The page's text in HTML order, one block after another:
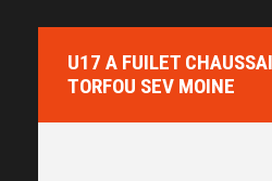
U17 A FUILET
TORFOU SEV MOINE